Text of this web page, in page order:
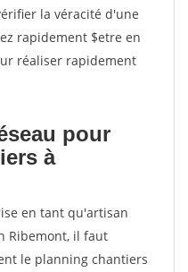
la véracité d'une
rapidement $etre en
réaliser rapidement
pour
à
en tant qu'artisan
Ribemont, il faut
le planning chantiers